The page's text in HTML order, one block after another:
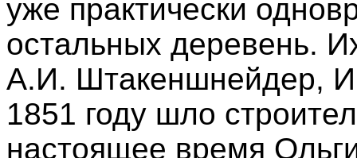
уже практически
остальных деревень.
А.И. Штакеншнейдер,
1851 году шло
настоящее время